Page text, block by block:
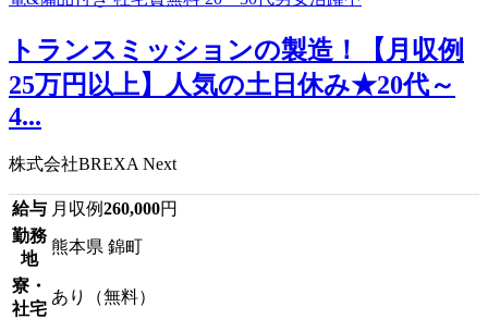
トランスミッションの製造！【月収例
25万円以上】人気の土日休み★20代～
4...
株式会社BREXA Next
給与 月収例260,000円
勤務
地
熊本県 錦町
寮・
社宅
あり（無料）